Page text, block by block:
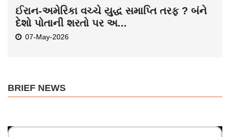
ઈરાન-અમેરિકા વચ્ચે યુદ્ધ સમાપ્તિ તરફ ? બંને
દેશો પોતાની શરતો પર અ...
07-May-2026
BRIEF NEWS